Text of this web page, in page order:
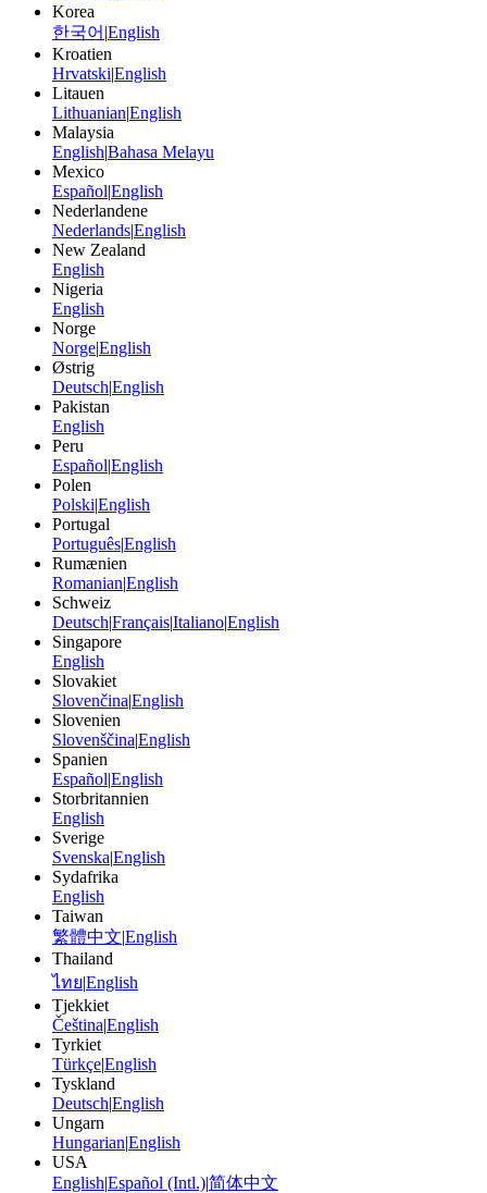
Korea
한국어 |English
Kroatien
Hrvatski|English
Litauen
Lithuanian|English
Malaysia
English|Bahasa Melayu
Mexico
Español|English
Nederlandene
Nederlands|English
New Zealand
English
Nigeria
English
Norge
Norge|English
Østrig
Deutsch|English
Pakistan
English
Peru
Español|English
Polen
Polski|English
Portugal
Português|English
Rumænien
Romanian|English
Schweiz
Deutsch|Français|Italiano|English
Singapore
English
Slovakiet
Slovenčina|English
Slovenien
Slovenščina|English
Spanien
Español|English
Storbritannien
English
Sverige
Svenska|English
Sydafrika
English
Taiwan
繁體中文|English
Thailand
ไทย|English
Tjekkiet
Čeština|English
Tyrkiet
Türkçe|English
Tyskland
Deutsch|English
Ungarn
Hungarian|English
USA
English|Español (Intl.)|简体中文